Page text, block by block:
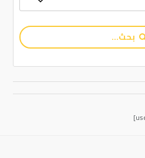
بحث...